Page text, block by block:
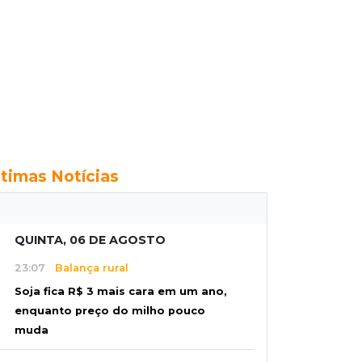
Notícias
QUINTA, 06 DE AGOSTO
23:07 Balança rural
Soja fica R$ 3 mais cara em um ano,
enquanto preço do milho pouco
muda